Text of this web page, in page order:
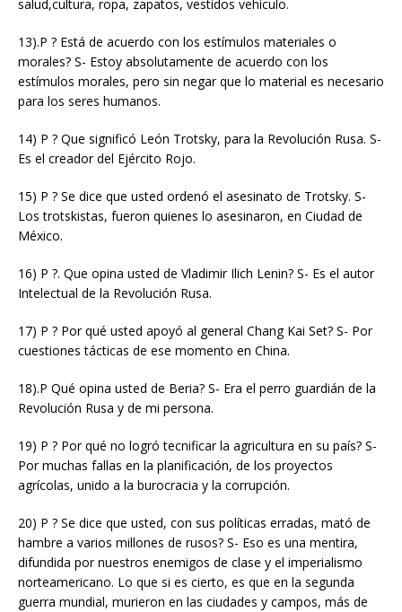
salud,cultura, ropa, zapatos, vestidos vehículo.
13).P ? Está de acuerdo con los estímulos materiales o
morales? S- Estoy absolutamente de acuerdo con los
estímulos morales, pero sin negar que lo material es necesario
para los seres humanos.
14) P ? Que significó León Trotsky, para la Revolución Rusa. S-
Es el creador del Ejército Rojo.
15) P ? Se dice que usted ordenó el asesinato de Trotsky. S-
Los trotskistas, fueron quienes lo asesinaron, en Ciudad de
México.
16) P ?. Que opina usted de Vladimir Ilich Lenin? S- Es el autor
Intelectual de la Revolución Rusa.
17) P ? Por qué usted apoyó al general Chang Kai Set? S- Por
cuestiones tácticas de ese momento en China.
18).P Qué opina usted de Beria? S- Era el perro guardián de la
Revolución Rusa y de mi persona.
19) P ? Por qué no logró tecnificar la agricultura en su país? S-
Por muchas fallas en la planificación, de los proyectos
agrícolas, unido a la burocracia y la corrupción.
20) P ? Se dice que usted, con sus políticas erradas, mató de
hambre a varios millones de rusos? S- Eso es una mentira,
difundida por nuestros enemigos de clase y el imperialismo
norteamericano. Lo que si es cierto, es que en la segunda
guerra mundial, murieron en las ciudades y campos, más de